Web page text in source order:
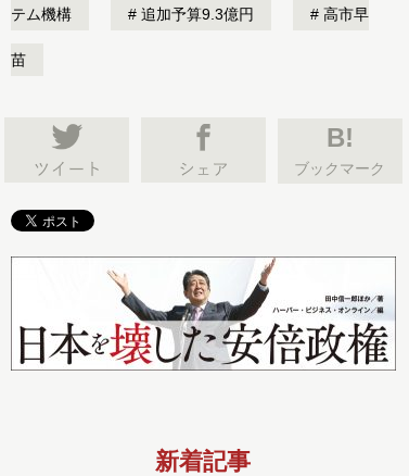
テム機構 追加予算9.3億円 高市早
苗
B!
ブックマーク
新着記事